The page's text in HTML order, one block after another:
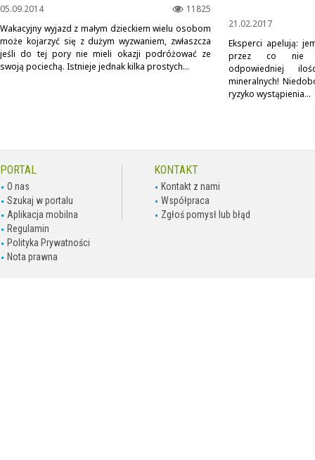
11825
05.09.2014
Wakacyjny wyjazd z małym dzieckiem wielu osobom
może kojarzyć się z dużym wyzwaniem, zwłaszcza
jeśli do tej pory nie mieli okazji podróżować ze
swoją pociechą. Istnieje jednak kilka prostych...
21.02.2017
Eksperci apelują:
przez co nie
odpowiedniej
mineralnych!
ryzyko wystąpienia...
PORTAL
O nas
Szukaj w portalu
Aplikacja mobilna
Regulamin
Polityka Prywatności
Nota prawna
KONTAKT
Kontakt z nami
Współpraca
Zgłoś pomysł lub błąd